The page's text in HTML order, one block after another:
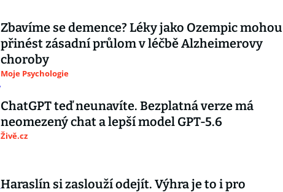
Zbavíme se demence? Léky jako Ozempic mohou
přinést zásadní průlom v léčbě Alzheimerovy
choroby
Moje Psychologie
ChatGPT teď neunavíte. Bezplatná verze má
neomezený chat a lepší model GPT-5.6
Živě.cz
Haraslín si zaslouží odejít. Výhra je to i pro